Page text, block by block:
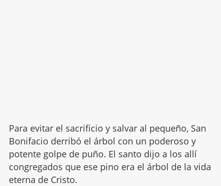
Para evitar el sacrificio y salvar al pequeño, San
Bonifacio derribó el árbol con un poderoso y
potente golpe de puño. El santo dijo a los allí
congregados que ese pino era el árbol de la vida
eterna de Cristo.